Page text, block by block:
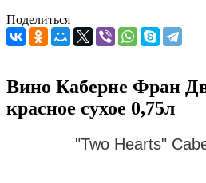
Поделиться
Вино Каберне Фран
красное сухое 0,75л
"Two Hearts"